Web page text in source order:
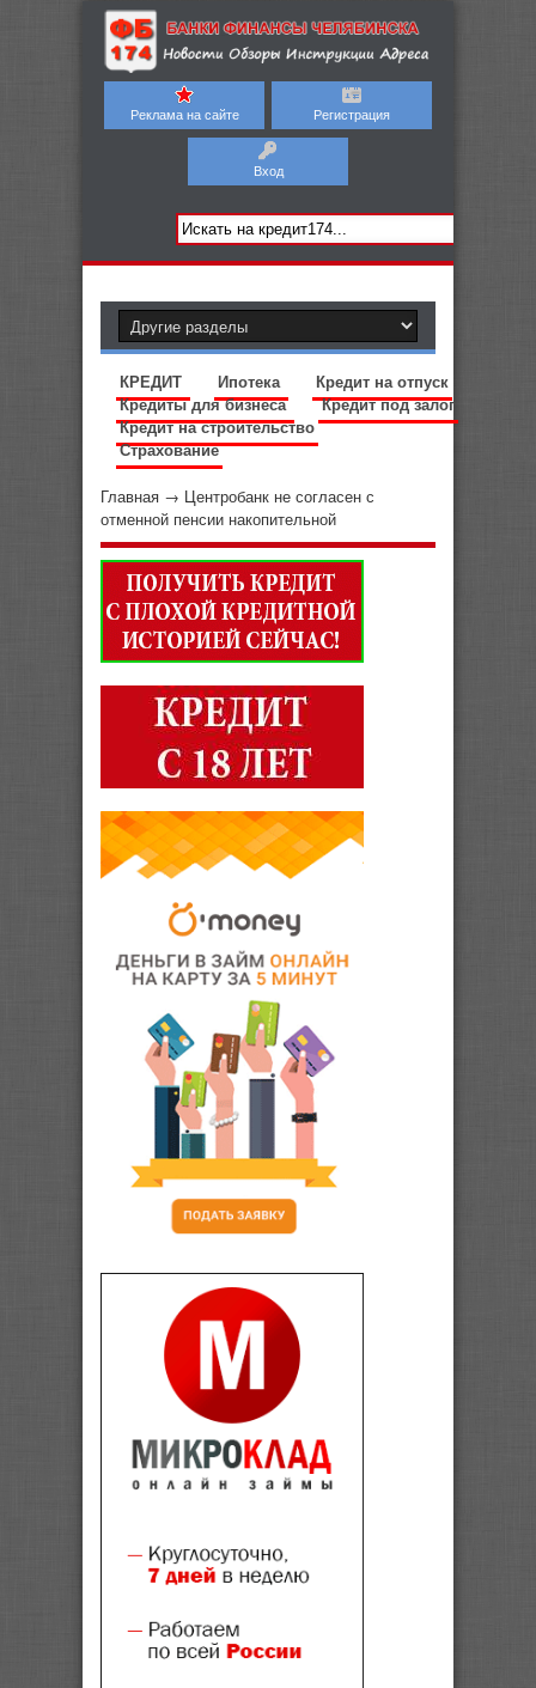
Реклама на сайте Регистрация
Вход
КРЕДИТ Ипотека
Кредит на отпуск
Кредиты для бизнеса
Кредит под залог
Кредит на строительство
Страхование
Главная → Центробанк не согласен с
отменной пенсии накопительной